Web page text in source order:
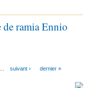
de ramia Ennio
suivant › dernier »